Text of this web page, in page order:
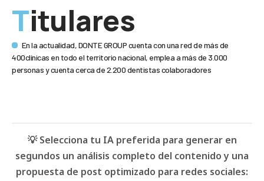
Titulares
En la actualidad, DONTE GROUP cuenta con una red de más de
400clínicas en todo el territorio nacional, emplea a más de 3.000
personas y cuenta cerca de 2.200 dentistas colaboradores
💡 Selecciona tu IA preferida para generar en
segundos un análisis completo del contenido y una
propuesta de post optimizado para redes sociales: